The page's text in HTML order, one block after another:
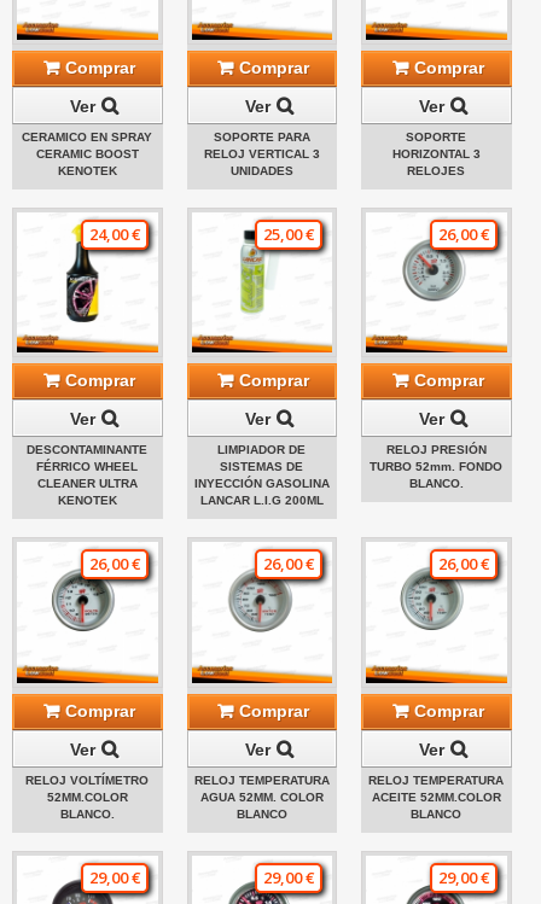
Comprar
Ver
CERAMICO EN SPRAY
CERAMIC BOOST
KENOTEK
Comprar
Ver
SOPORTE PARA
RELOJ VERTICAL 3
UNIDADES
Comprar
Ver
SOPORTE
HORIZONTAL 3
RELOJES
24,00 €
Comprar
Ver
DESCONTAMINANTE
FÉRRICO WHEEL
CLEANER ULTRA
KENOTEK
25,00 €
Comprar
Ver
LIMPIADOR DE
SISTEMAS DE
INYECCIÓN GASOLINA
LANCAR L.I.G 200ML
26,00 €
Comprar
Ver
RELOJ PRESIÓN
TURBO 52mm. FONDO
BLANCO.
26,00 €
Comprar
Ver
RELOJ VOLTÍMETRO
52MM.COLOR
BLANCO.
26,00 €
Comprar
Ver
RELOJ TEMPERATURA
AGUA 52MM. COLOR
BLANCO
26,00 €
Comprar
Ver
RELOJ TEMPERATURA
ACEITE 52MM.COLOR
BLANCO
29,00 € 29,00 € 29,00 €